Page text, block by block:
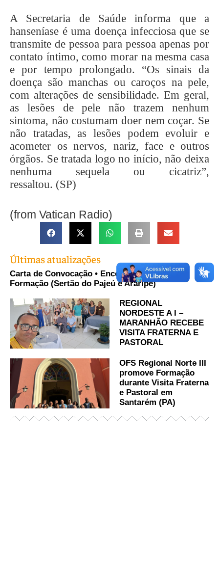
A Secretaria de Saúde informa que a
hanseníase é uma doença infecciosa que se
transmite de pessoa para pessoa apenas por
contato íntimo, como morar na mesma casa
e por tempo prolongado. “Os sinais da
doença são manchas ou caroços na pele,
com alterações de sensibilidade. Em geral,
as lesões de pele não trazem nenhum
sintoma, não costumam doer nem coçar. Se
não tratadas, as lesões podem evoluir e
acometer os nervos, nariz, face e outros
órgãos. Se tratada logo no início, não deixa
nenhuma sequela ou cicatriz”,
ressaltou. (SP)
(from Vatican Radio)
Últimas atualizações
Carta de Convocação • Encontro Distrital de
Formação (Sertão do Pajeú e Araripe)
REGIONAL
NORDESTE A I –
MARANHÃO RECEBE
VISITA FRATERNA E
PASTORAL
OFS Regional Norte III
promove Formação
durante Visita Fraterna
e Pastoral em
Santarém (PA)